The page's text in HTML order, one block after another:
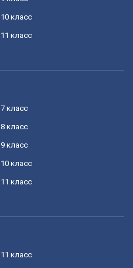
10 класс
11 класс
7 класс
8 класс
9 класс
10 класс
11 класс
11 класс